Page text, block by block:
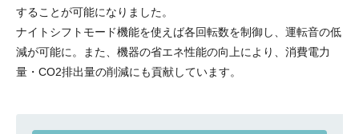
することが可能になりました。
ナイトシフトモード機能を使えば各回転数を制御し、運転音の低
減が可能に。また、機器の省エネ性能の向上により、消費電力
量・CO2排出量の削減にも貢献しています。